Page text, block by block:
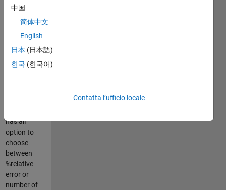
(fractional)
generally
converges to
the true root
compared to
has an
option to
choose
between
%relative
error or
number of
中国
简体中文
English
日本 (日本語)
한국 (한국어)
Contatta l’ufficio locale